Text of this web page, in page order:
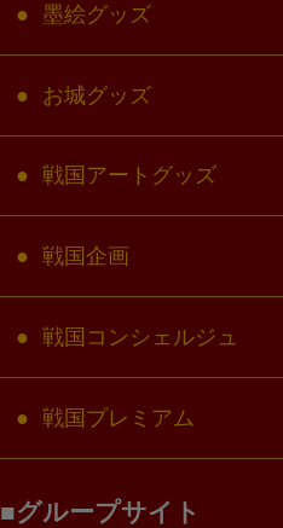
墨絵グッズ
お城グッズ
戦国アートグッズ
戦国企画
戦国コンシェルジュ
戦国プレミアム
グループサイト